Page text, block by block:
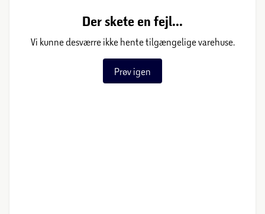
Der skete en fejl...
Vi kunne desværre ikke hente tilgængelige varehuse.
Prøv igen